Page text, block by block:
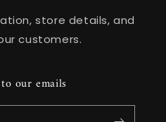
store details, and
customers.
our emails